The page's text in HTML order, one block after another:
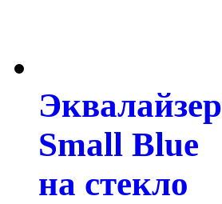
Эквалайзер
Small Blue
на стекло